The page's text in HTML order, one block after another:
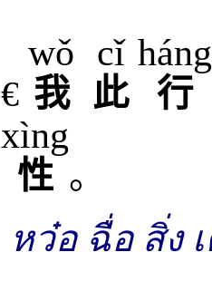
€ 我
wǒ
此
cǐ
行
háng
性
xìng
。
หว๋อ ฉื่อ สิ่ง